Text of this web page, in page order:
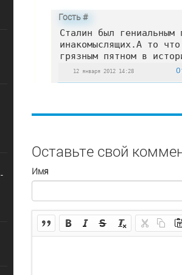
Гость#
Сталин был гениальным
инакомыслящих.А то
грязным пятном в
12 января 2012 14:28
Оставьте свой
Имя